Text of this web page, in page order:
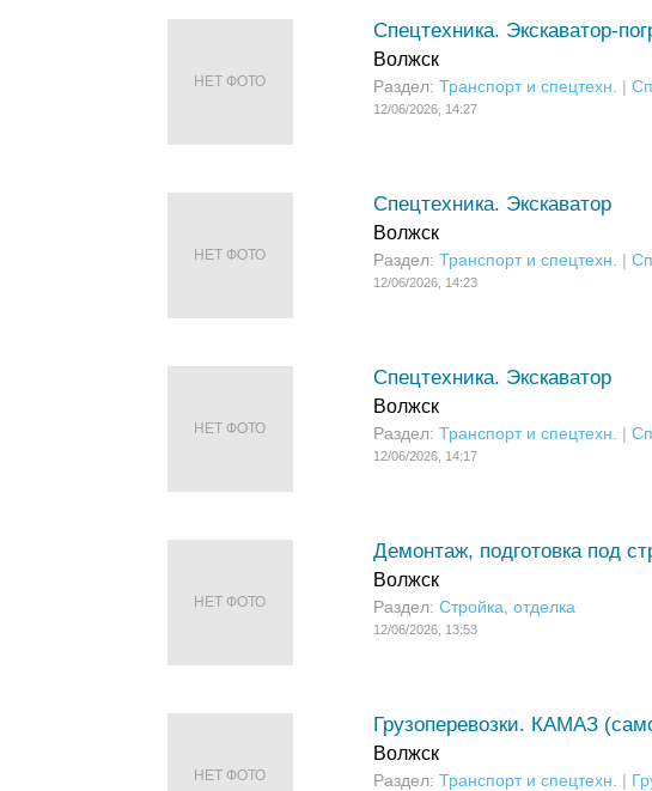
НЕТ ФОТО
Спецтехника. Экскаватор-
Волжск
Раздел: Транспорт и спецтехн. |
12/06/2026, 14:27
НЕТ ФОТО
Спецтехника. Экскаватор
Волжск
Раздел: Транспорт и спецтехн. |
12/06/2026, 14:23
НЕТ ФОТО
Спецтехника. Экскаватор
Волжск
Раздел: Транспорт и спецтехн. |
12/06/2026, 14:17
НЕТ ФОТО
Демонтаж, подготовка под
Волжск
Раздел: Стройка, отделка
12/06/2026, 13:53
НЕТ ФОТО
Грузоперевозки. КАМАЗ
Волжск
Раздел: Транспорт и спецтехн. |